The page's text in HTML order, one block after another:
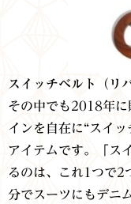
スイッチベルト（リ
その中でも2018年に
インを自在に“スイッ
アイテムです。
「ス
るのは、これ1つで2
分でスーツにもデニ